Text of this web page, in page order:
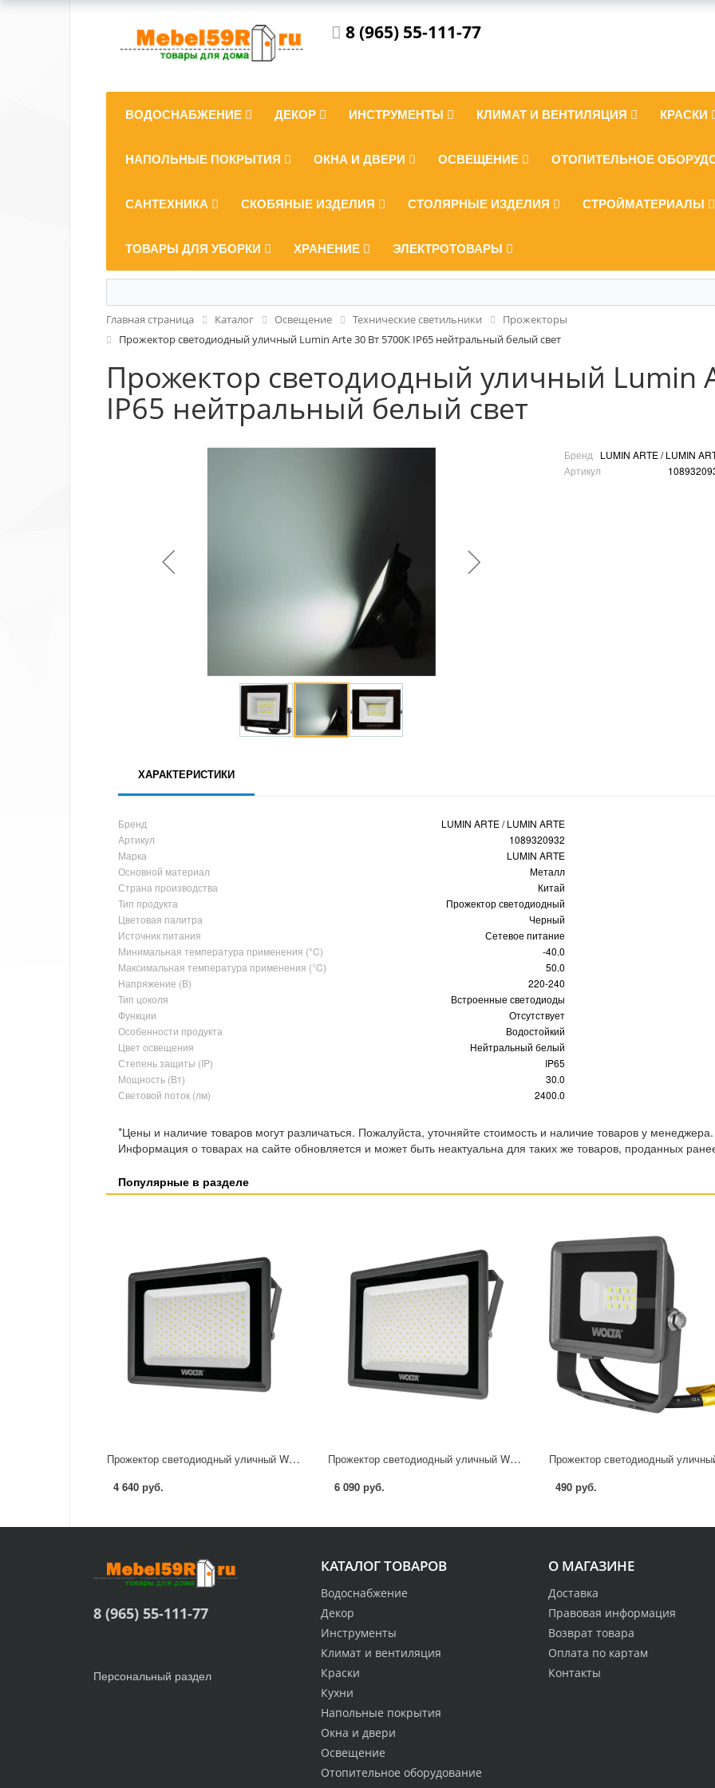
8 (965) 55-111-77
ВОДОСНАБЖЕНИЕ ДЕКОР ИНСТРУМЕНТЫ КЛИМАТ И ВЕНТИЛЯЦИЯ КРАСКИ
НАПОЛЬНЫЕ ПОКРЫТИЯ ОКНА И ДВЕРИ ОСВЕЩЕНИЕ ОТОПИТЕЛЬНОЕ
САНТЕХНИКА СКОБЯНЫЕ ИЗДЕЛИЯ СТОЛЯРНЫЕ ИЗДЕЛИЯ СТРОЙМАТЕРИАЛЫ
ТОВАРЫ ДЛЯ УБОРКИ ХРАНЕНИЕ ЭЛЕКТРОТОВАРЫ
Главная страница Каталог Освещение Технические светильники
Прожекторы
Прожектор светодиодный уличный Lumin Arte 30 Вт 5700К IP65 нейтральный белый свет
Прожектор светодиодный уличный Lumin
IP65 нейтральный белый свет
Бренд
LUMIN ARTE / LUMIN
Артикул
ХАРАКТЕРИСТИКИ
Бренд
LUMIN ARTE / LUMIN ARTE
Артикул
1089320932
Марка
LUMIN ARTE
Основной материал
Металл
Страна производства
Китай
Тип продукта
Прожектор светодиодный
Цветовая палитра
Черный
Источник питания
Сетевое питание
Минимальная температура применения (°C)
-40.0
Максимальная температура применения (°C)
50.0
Напряжение (В)
220-240
Тип цоколя
Встроенные светодиоды
Функции
Отсутствует
Особенности продукта
Водостойкий
Цвет освещения
Нейтральный белый
Степень защиты (IP)
IP65
Мощность (Вт)
30.0
Световой поток (лм)
2400.0
*Цены и наличие товаров могут различаться. Пожалуйста, уточняйте стоимость и наличие товаров у менеджера.
Информация о товарах на сайте обновляется и может быть неактуальна для таких же товаров, проданных
Популярные в разделе
Прожектор светодиодный уличный Wolta WFL-150W/08 150 Вт 5700 К IP65 холодный белый свет
4 640 руб.
Прожектор светодиодный уличный Wolta WFL-200W/08 200 Вт 5700 К IP65 холодный белый свет
6 090 руб. 490 руб.
О МАГАЗИНЕ
Доставка
Правовая информация
Возврат товара
Оплата по картам
Контакты
КАТАЛОГ ТОВАРОВ
Водоснабжение
Декор
Инструменты
Климат и вентиляция
Краски
Кухни
Напольные покрытия
Окна и двери
Освещение
Отопительное оборудование
8 (965) 55-111-77
Персональный раздел